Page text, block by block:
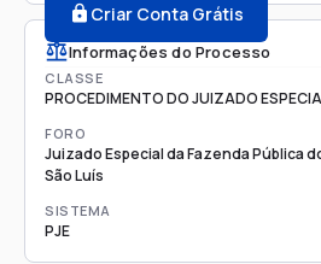
Criar Conta Grátis
Informações do Processo
CLASSE
PROCEDIMENTO DO JUIZADO
FORO
Juizado Especial da Fazenda Pública
São Luís
SISTEMA
PJE